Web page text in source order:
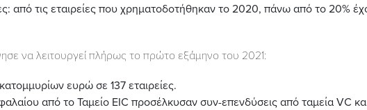
από τις εταιρείες που χρηματοδοτήθηκαν το 2020, πάνω από το 20%
να λειτουργεί πλήρως το πρώτο εξάμηνο του 2021:
ευρώ σε 137 εταιρείες.
από το Ταμείο EIC προσέλκυσαν συν-επενδύσεις από ταμεία VC